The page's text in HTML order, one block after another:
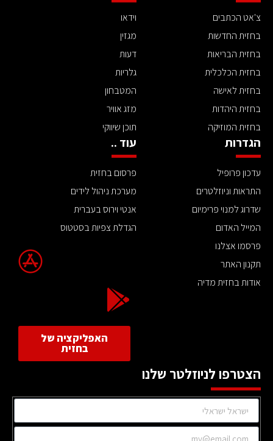
צ'אט הכתבים
בחזית החדשות
בחזית הבריאות
בחזית הכלכלית
בחזית לאישה
בחזית היהדות
בחזית המוזיקה
וידאו
מגזין
דעות
גלריות
המטבחון
מזג אוויר
תוכן שיווקי
הגדרות
עדכון פרופיל
התראות וניוזלטרים
שדרוג למנוי פרימיום
המייל האדום
פרסמו אצלנו
תקנון האתר
אודות בחזית מדיה
עוד ..
פרסום בחזית
מערכת ניהול לידים
אנטי וירוס בעברית
הגדלת צפיות בסטטוס
האפליקציה של
בחזית
הצטרפו לניוזלטר שלנו